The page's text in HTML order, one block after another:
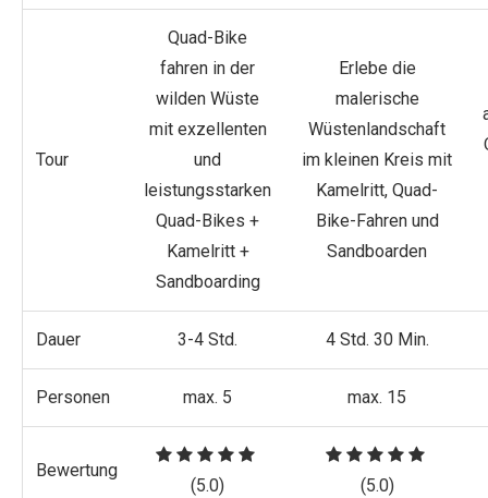
Tour
Quad-Bike
fahren in der
wilden Wüste
mit exzellenten
und
leistungsstarken
Quad-Bikes +
Kamelritt +
Sandboarding
Erlebe die
malerische
Wüstenlandschaft
im kleinen Kreis mit
Kamelritt, Quad-
Bike-Fahren und
Sandboarden
Dauer 3-4 Std. 4 Std. 30 Min.
Personen max. 5 max. 15
Bewertung
(5.0) (5.0)